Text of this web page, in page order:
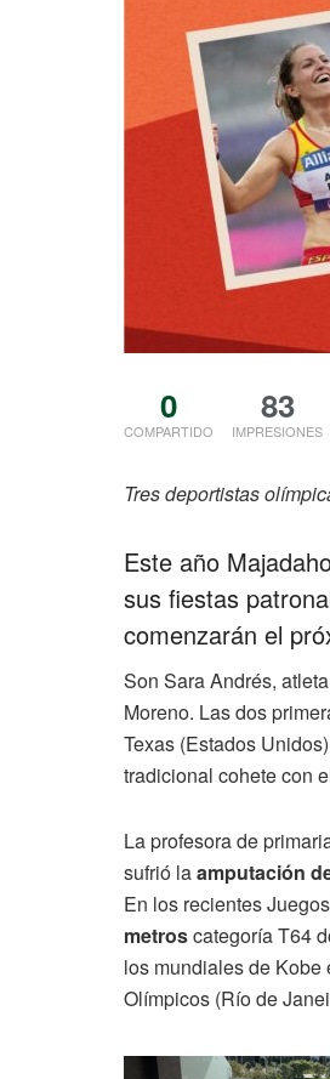
0
COMPARTIDO
83
IMPRESIONES
Tres deportistas
Este año
sus fiestas
comenzarán el
Son Sara Andrés,
Moreno. Las dos
Texas (Estados
tradicional cohete con
La profesora de
sufrió laamputación
En los recientes
metroscategoría T64
los mundiales de Kobe
Olímpicos (Río de